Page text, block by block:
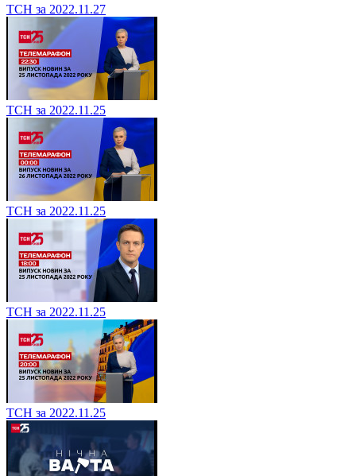
ТСН за 2022.11.27
ТСН за 2022.11.25
ТСН за 2022.11.25
ТСН за 2022.11.25
ТСН за 2022.11.25